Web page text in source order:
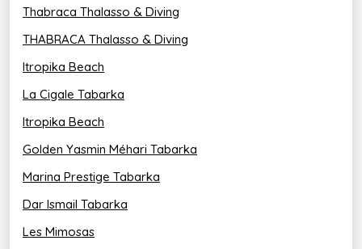
Thabraca Thalasso & Diving
THABRACA Thalasso & Diving
Itropika Beach
La Cigale Tabarka
Itropika Beach
Golden Yasmin Méhari Tabarka
Marina Prestige Tabarka
Dar Ismail Tabarka
Les Mimosas